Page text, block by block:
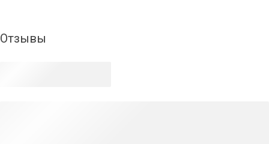
Отзывы